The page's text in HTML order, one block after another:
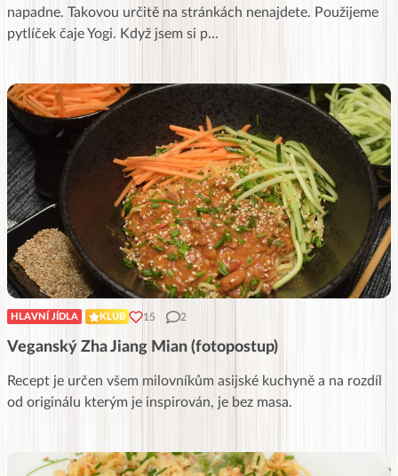
napadne. Takovou určitě na stránkách nenajdete. Použijeme
pytlíček čaje Yogi. Když jsem si p...
HLAVNÍ JÍDLA KLUB 15 2
Veganský Zha Jiang Mian (fotopostup)
Recept je určen všem milovníkům asijské kuchyně a na rozdíl
od originálu kterým je inspirován, je bez masa.